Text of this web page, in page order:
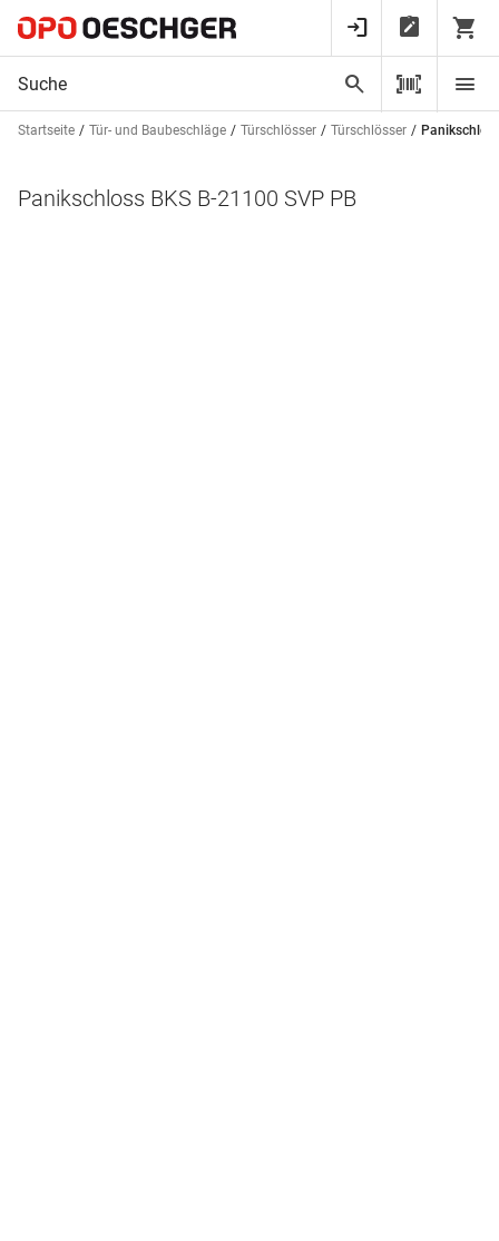
Startseite Tür- und Baubeschläge Türschlösser Türschlösser
Panikschloss BKS B-21100 SVP PB